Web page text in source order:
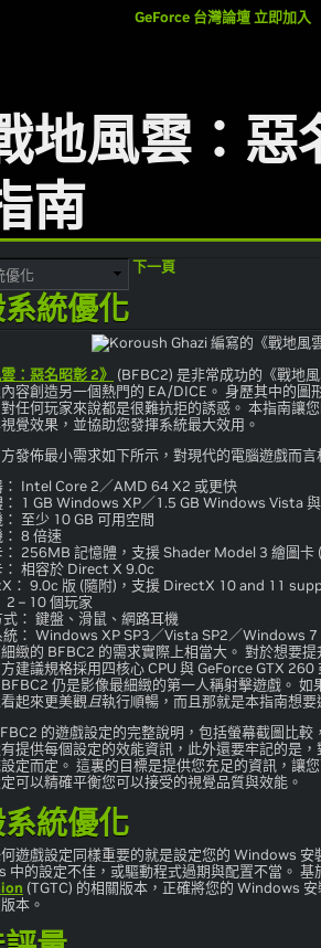
GeForce 台灣論壇 立即加入
地風雲：
南
下一頁
統優化
雲：惡名昭彰 2》 (BFBC2) 是非常成功的《戰地
容創造另一個熱門的 EA/DICE。 身歷其中的
任何玩家來說都是很難抗拒的誘惑。 本指南讓
覺效果，並協助您發揮系統最大效用。
發佈最小需求如下所示，對現代的電腦遊戲而言
： Intel Core 2／AMD 64 X2 或更快
： 1 GB Windows XP／1.5 GB Windows Vista
至少 10 GB 可用空間
8 倍速
256MB 記憶體，支援 Shader Model 3 繪圖卡
： 相容於 Direct X 9.0c
： 9.0c 版 (隨附)，支援 DirectX 10 and 11
2 – 10 個玩家
： 鍵盤、滑鼠、網路耳機
統： Windows XP SP3／Vista SP2／Windows 7
緻的 BFBC2 的需求實際上相當大。 對於想要
建議規格採用四核心 CPU 與 GeForce GTX
仍是影像最細緻的第一人稱射擊遊戲。
起來更美觀且執行順暢，而且那就是本指南想要
的遊戲設定的完整說明，包括螢幕截圖比
提供每個設定的效能資訊，此外還要牢記的是
定而定。 這裏的目標是提供您充足的資訊，讓
可以精確平衡您可以接受的視覺品質與效能。
統優化
遊戲設定同樣重要的就是設定您的 Windows
中的設定不佳，或驅動程式過期與配置不當。 基
(TGTC) 的相關版本，正確將您的 Windows
本。